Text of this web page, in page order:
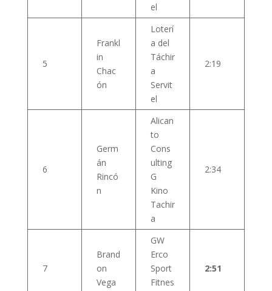
el
5
Frankl
in
Chac
ón
Loterí
a del
Táchir
a
Servit
el
2:19
6
Germ
án
Rincó
n
Alican
to
Cons
ulting
G
Kino
Tachir
a
2:34
7
Brand
on
Vega
GW
Erco
Sport
Fitnes
2:51